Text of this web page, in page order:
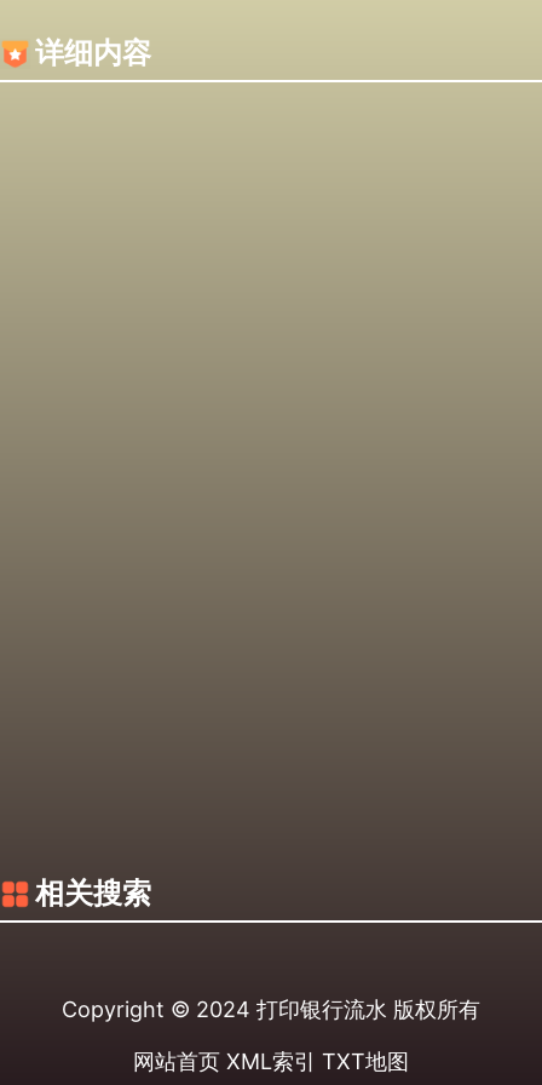
详细内容
相关搜索
Copyright © 2024 打印银行流水 版权所有
网站首页 XML索引 TXT地图